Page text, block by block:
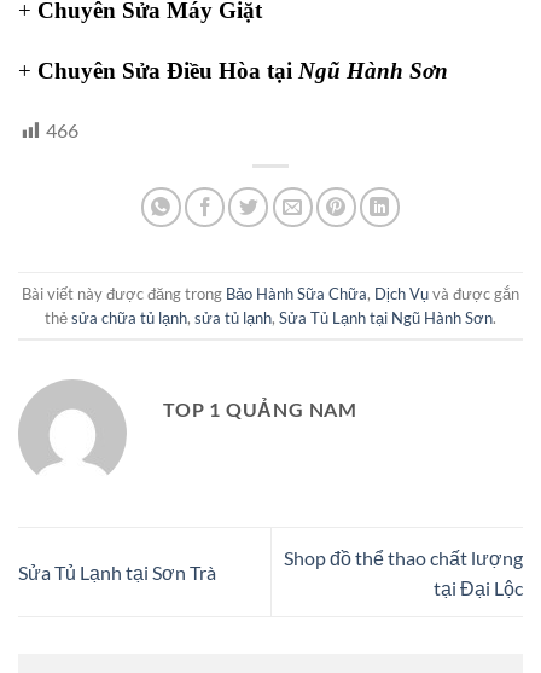
+ Chuyên Sửa Máy Giặt
+ Chuyên Sửa Điều Hòa tại Ngũ Hành Sơn
466
Bài viết này được đăng trong Bảo Hành Sữa Chữa, Dịch Vụvà được gắn
thẻsửa chữa tủ lạnh, sửa tủ lạnh, Sửa Tủ Lạnh tại Ngũ Hành Sơn.
TOP 1 QUẢNG NAM
Sửa Tủ Lạnh tại Sơn Trà
Shop đồ thể thao chất lượng
tại Đại Lộc